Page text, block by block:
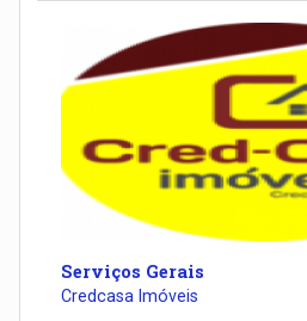
Serviços Gerais
Credcasa Imóveis